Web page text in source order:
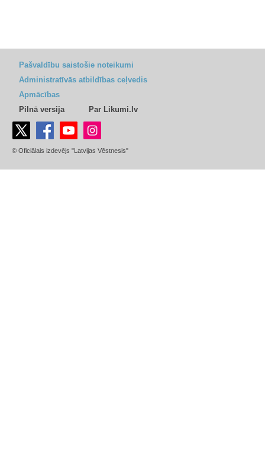
Pašvaldību saistošie noteikumi
Administratīvās atbildības ceļvedis
Apmācības
Pilnā versija
Par Likumi.lv
© Oficiālais izdevējs "Latvijas Vēstnesis"